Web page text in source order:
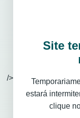
/>
Site
estará
clique